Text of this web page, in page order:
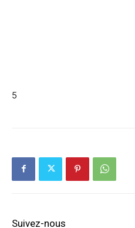
5
Suivez-nous